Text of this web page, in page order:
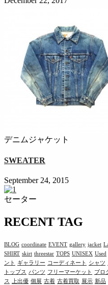
デニムジャケット
SWEATER
September 24, 2015
セーター
RECENT TAG
BLOG coordinate EVENT gallery jacket
SHIRT skirt threestar TOPS UNISEX Used
ント
ギャラリー コーディネート シャツ
トップス
パンツ フリーマーケット ブロ
ス
上出優 個展 古着 古着買取 展示 新品